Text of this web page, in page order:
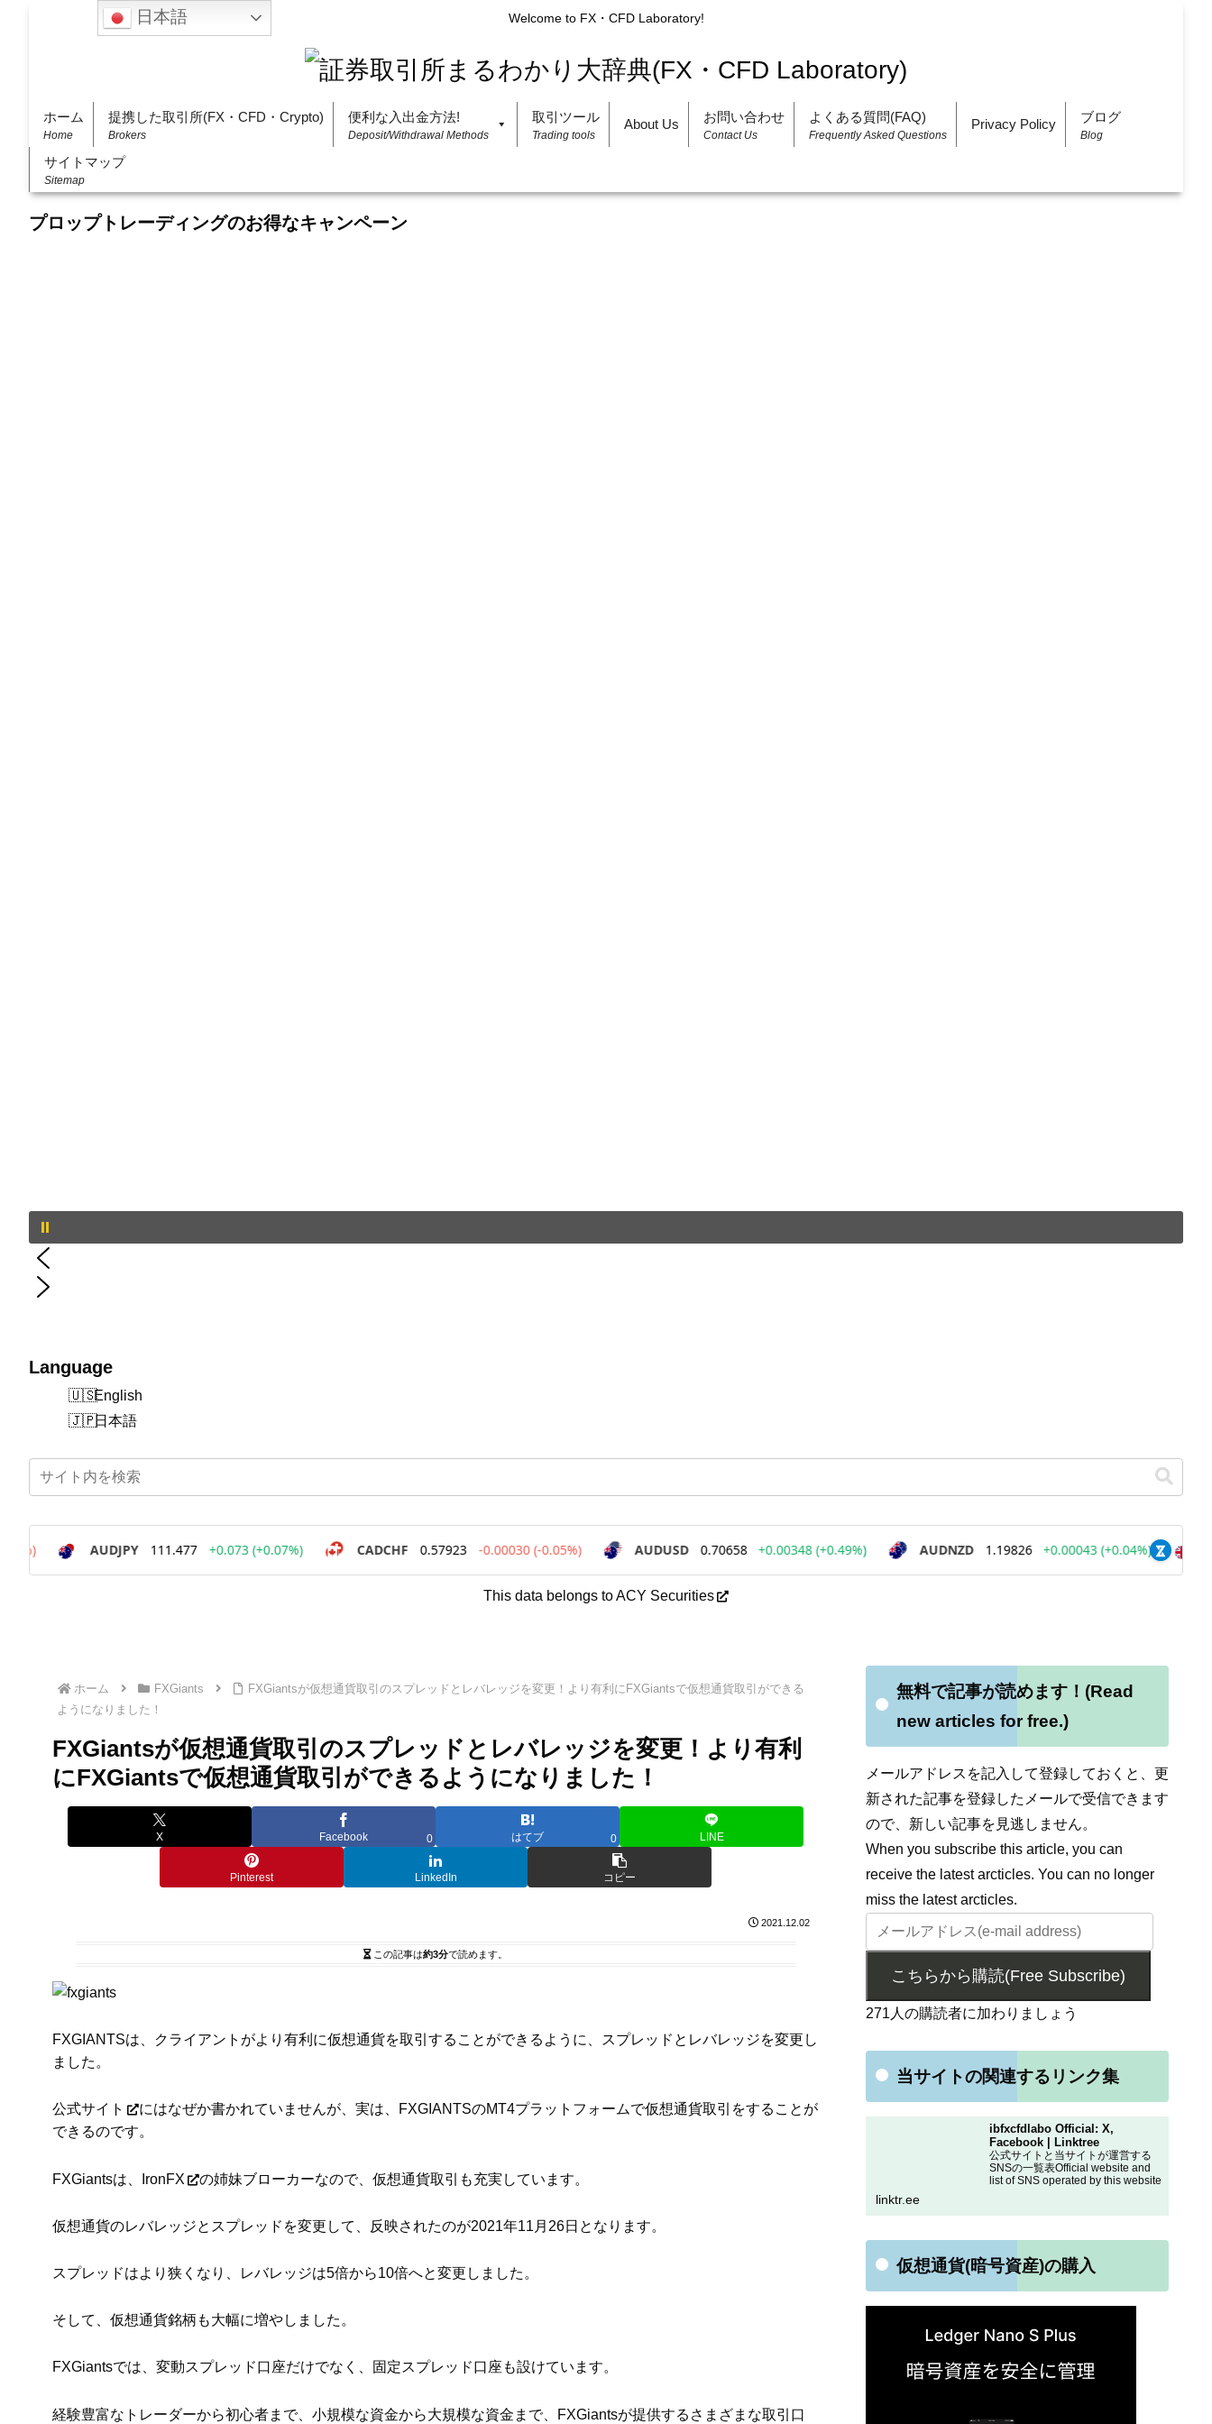
Welcome to FX・CFD Laboratory!
ホーム
Home
提携した取引所(FX・CFD・Crypto)
Brokers
便利な入出金方法!
Deposit/Withdrawal Methods
取引ツール
Trading tools
About Us お問い合わせ
Contact Us
よくある質問(FAQ)
Frequently Asked Questions
Privacy Policy ブログ
Blog
サイトマップ
Sitemap
プロップトレーディングのお得なキャンペーン
Language
English
日本語
This data belongs to ACY Securities
ホーム FXGiants
FXGiantsが仮想通貨取引のスプレッドとレバレッジを変更！より有利にFXGiantsで仮想通貨取引ができる
ようになりました！
FXGiantsが仮想通貨取引のスプレッドとレバレッジを変更！より有利
にFXGiantsで仮想通貨取引ができるようになりました！
X Facebook 0 はてブ 0 LINE
Pinterest LinkedIn コピー
2021.12.02
この記事は約3分で読めます。
FXGIANTSは、クライアントがより有利に仮想通貨を取引することができるように、スプレッドとレバレッジを変更し
ました。
公式サイト
にはなぜか書かれていませんが、実は、FXGIANTSのMT4プラットフォームで仮想通貨取引をすることが
できるのです。
FXGiantsは、 IronFX の姉妹ブローカーなので、仮想通貨取引も充実しています。
仮想通貨のレバレッジとスプレッドを変更して、反映されたのが2021年11月26日となります。
スプレッドはより狭くなり、レバレッジは5倍から10倍へと変更しました。
そして、仮想通貨銘柄も大幅に増やしました。
FXGiantsでは、変動スプレッド口座だけでなく、固定スプレッド口座も設けています。
経験豊富なトレーダーから初心者まで、小規模な資金から大規模な資金まで、FXGiantsが提供するさまざまな取引口
無料で記事が読めます！(Read
new articles for free.)
メールアドレスを記入して登録しておくと、更
新された記事を登録したメールで受信できます
ので、新しい記事を見逃しません。
When you subscribe this article, you can
receive the latest arcticles. You can no longer
miss the latest arcticles.
こちらから購読(Free Subscribe)
271人の購読者に加わりましょう
当サイトの関連するリンク集
ibfxcfdlabo Official: X,
Facebook | Linktree
公式サイトと当サイトが運営する
SNSの一覧表Official website and
list of SNS operated by this website
linktr.ee
仮想通貨(暗号資産)の購入
日本語